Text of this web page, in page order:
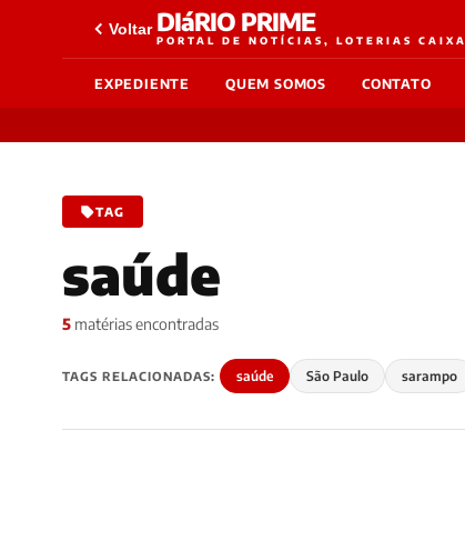
Voltar DIáRIO PRIME
PORTAL DE NOTÍCIAS, LOTERIAS CAIXA
EXPEDIENTE QUEM SOMOS CONTATO
TAG
saúde
5 matérias encontradas
TAGS RELACIONADAS: saúde São Paulo sarampo